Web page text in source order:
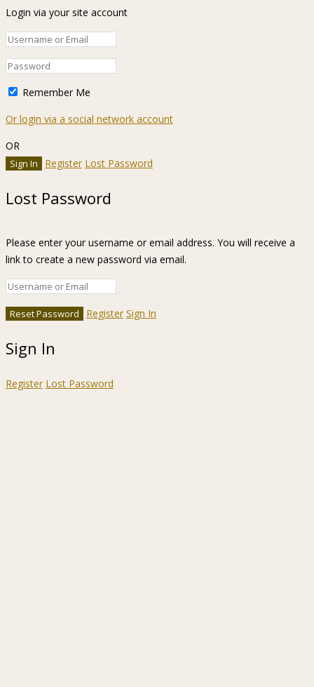
Login via your site account
Remember Me
Or login via a social network account
OR
Register Lost Password
Lost Password
Please enter your username or email address. You will receive a
link to create a new password via email.
Register Sign In
Sign In
Register Lost Password